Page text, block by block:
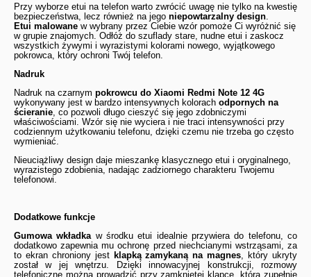
Przy wyborze etui na telefon warto zwrócić uwagę nie tylko na kwestię
bezpieczeństwa, lecz również na jego niepowtarzalny design
Etui malowane w wybrany przez Ciebie wzór pomoże Ci wyróżnić się
w grupie znajomych. Odłóż do szuflady stare, nudne etui i zaskocz
wszystkich żywymi i wyrazistymi kolorami nowego, wyjątkowego
pokrowca, który ochroni Twój telefon.
Nadruk
Nadruk na czarnym pokrowcu do Xiaomi Redmi Note 12 4G
wykonywany jest w bardzo intensywnych kolorach odpornych na
ścieranie , co pozwoli długo cieszyć się jego zdobniczymi
właściwościami. Wzór się nie wyciera i nie traci intensywności przy
codziennym użytkowaniu telefonu, dzięki czemu nie trzeba go często
wymieniać.
Nieuciążliwy design daje mieszankę klasycznego etui i oryginalnego,
wyrazistego zdobienia, nadając zadziornego charakteru Twojemu
telefonowi.
Dodatkowe funkcje
Gumowa wkładka w środku etui idealnie przywiera do telefonu, co
dodatkowo zapewnia mu ochronę przed niechcianymi wstrząsami, za
to ekran chroniony jest klapką zamykaną na magnes , który ukryty
został w jej wnętrzu. Dzięki innowacyjnej konstrukcji, rozmowy
telefoniczne można prowadzić przy zamkniętej klapce, która zupełnie